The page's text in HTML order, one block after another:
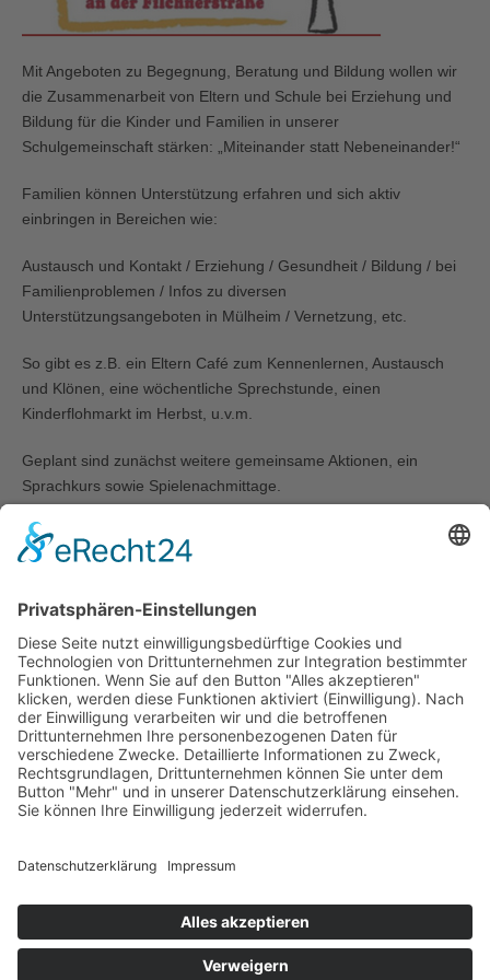
Mit Angeboten zu Begegnung, Beratung und Bildung wollen wir
die Zusammenarbeit von Eltern und Schule bei Erziehung und
Bildung für die Kinder und Familien in unserer
Schulgemeinschaft stärken: „Miteinander statt Nebeneinander!“
Familien können Unterstützung erfahren und sich aktiv
einbringen in Bereichen wie:
Austausch und Kontakt / Erziehung / Gesundheit / Bildung / bei
Familienproblemen / Infos zu diversen
Unterstützungsangeboten in Mülheim / Vernetzung, etc.
So gibt es z.B. ein Eltern Café zum Kennenlernen, Austausch
und Klönen, eine wöchentliche Sprechstunde, einen
Kinderflohmarkt im Herbst, u.v.m.
Geplant sind zunächst weitere gemeinsame Aktionen, ein
Sprachkurs sowie Spielenachmittage.
Weitere Infos gibt es auf der Homepage der Schule:
www.ggs-
filchnerstrasse.de
//DATENSCHUTZ//MELDESYSTEM